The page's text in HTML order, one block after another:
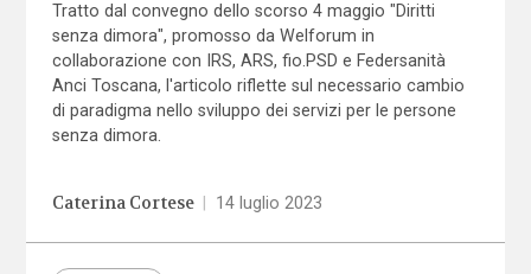
Tratto dal convegno dello scorso 4 maggio "Diritti
senza dimora", promosso da Welforum in
collaborazione con IRS, ARS, fio.PSD e Federsanità
Anci Toscana, l'articolo riflette sul necessario cambio
di paradigma nello sviluppo dei servizi per le persone
senza dimora.
Caterina Cortese 14 luglio 2023